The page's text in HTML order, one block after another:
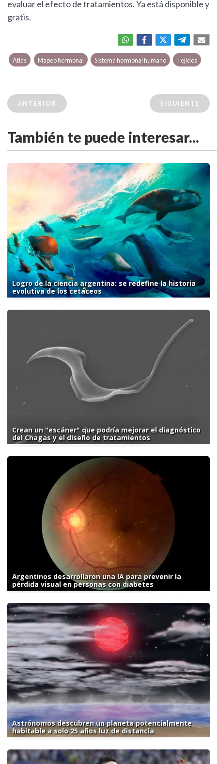
evaluar el efecto de tratamientos. Ya está disponible y
gratis.
Atlas Mapeo hormonal Sistema hormonal humano Tejidos
ANTERIOR SIGUIENTE
También te puede interesar...
Logro de la ciencia argentina: se redefine la historia
evolutiva de los cetáceos
Crean un "escáner" que podría mejorar el diagnóstico
del Chagas y el diseño de tratamientos
Argentinos desarrollaron una IA para prevenir la
pérdida visual en personas con diabetes
Astrónomos descubren un planeta potencialmente
habitable a solo 25 años luz de distancia